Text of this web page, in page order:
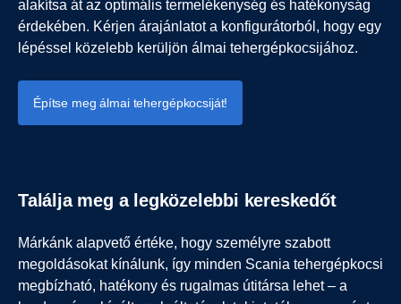
alakítsa át az optimális termelékenység és hatékonyság
érdekében. Kérjen árajánlatot a konfigurátorból, hogy egy
lépéssel közelebb kerüljön álmai tehergépkocsijához.
Építse meg álmai tehergépkocsiját!
Találja meg a legközelebbi kereskedőt
Márkánk alapvető értéke, hogy személyre szabott
megoldásokat kínálunk, így minden Scania tehergépkocsi
megbízható, hatékony és rugalmas útitársa lehet – a